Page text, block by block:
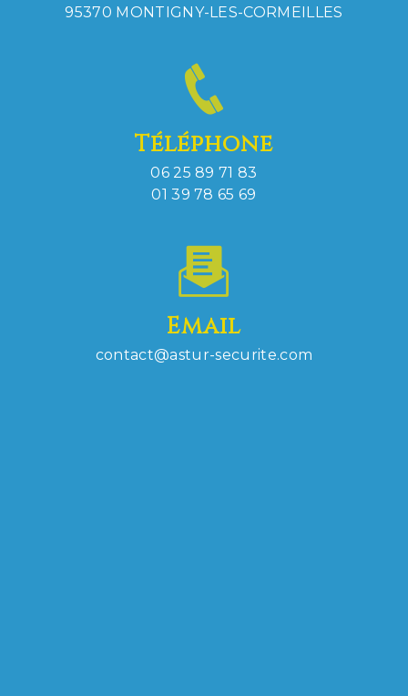
95370 MONTIGNY-LES-CORMEILLES
Téléphone
06 25 89 71 83
01 39 78 65 69
Email
contact@astur-securite.com